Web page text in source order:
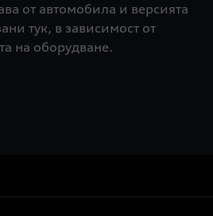
от автомобила и версията
тук, в зависимост от
на оборудване.